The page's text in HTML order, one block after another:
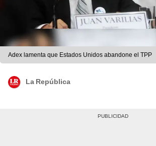
Adex lamenta que Estados Unidos abandone el TPP
La República